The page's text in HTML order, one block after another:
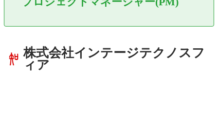
株式会社インテージテクノスフ
ィア